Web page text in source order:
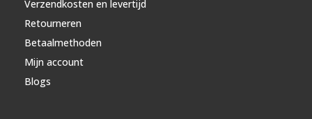
Verzendkosten en levertijd
Retourneren
Betaalmethoden
Mijn account
Blogs